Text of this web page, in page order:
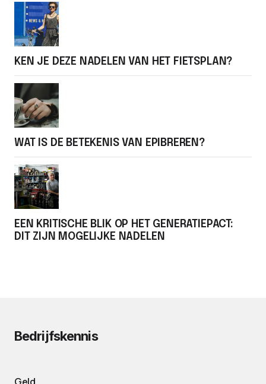
KEN JE DEZE NADELEN VAN HET FIETSPLAN?
WAT IS DE BETEKENIS VAN EPIBREREN?
EEN KRITISCHE BLIK OP HET GENERATIEPACT:
DIT ZIJN MOGELIJKE NADELEN
Bedrijfskennis